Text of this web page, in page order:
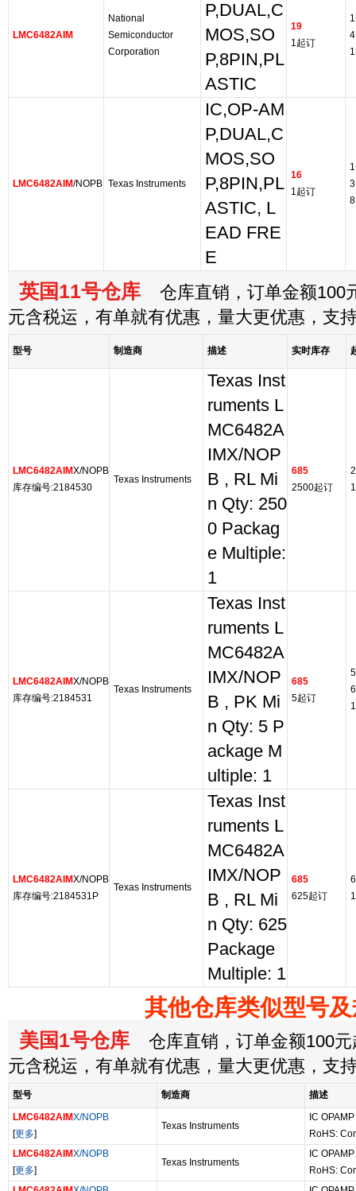
LMC6482AIM
National
Semiconductor
Corporation
P,DUAL,C
MOS,SO
P,8PIN,PL
ASTIC
19
1起订
LMC6482AIM/NOPB Texas Instruments
IC,OP-AM
P,DUAL,C
MOS,SO
P,8PIN,PL
ASTIC, L
EAD FRE
E
16
1起订
英国11号仓库 仓库直销，订单金额100
元含税运，有单就有优惠，量大更优惠，支
型号 制造商 描述 实时库存
LMC6482AIMX/NOPB
库存编号:2184530
Texas Instruments
Texas Inst
ruments L
MC6482A
IMX/NOP
B , RL Mi
n Qty: 250
0 Packag
e Multiple:
1
685
2500起订
LMC6482AIMX/NOPB
库存编号:2184531
Texas Instruments
Texas Inst
ruments L
MC6482A
IMX/NOP
B , PK Mi
n Qty: 5 P
ackage M
ultiple: 1
685
5起订
LMC6482AIMX/NOPB
库存编号:2184531P
Texas Instruments
Texas Inst
ruments L
MC6482A
IMX/NOP
B , RL Mi
n Qty: 625
Package
Multiple: 1
685
625起订
其他仓库类似型号
美国1号仓库 仓库直销，订单金额100元
元含税运，有单就有优惠，量大更优惠，支
型号 制造商
描述
LMC6482AIMX/NOPB
[更多]
Texas Instruments
IC
RoHS:
LMC6482AIMX/NOPB
[更多]
Texas Instruments
IC
RoHS: